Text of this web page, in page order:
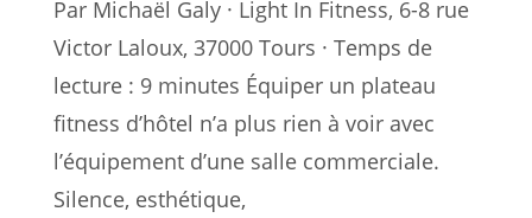
Par Michaël Galy · Light In Fitness, 6-8 rue
Victor Laloux, 37000 Tours · Temps de
lecture : 9 minutes Équiper un plateau
fitness d’hôtel n’a plus rien à voir avec
l’équipement d’une salle commerciale.
Silence, esthétique,